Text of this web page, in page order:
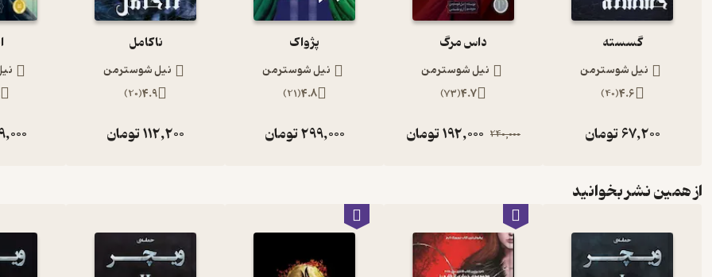
گسسته
نیل شوسترمن
4.6
(
40
)
67,200تومان
داس مرگ
نیل شوسترمن
4.7
(
73
)
240,000
192,000تومان
پژواک
نیل شوسترمن
4.8
(
21
)
299,000تومان
ناکامل
نیل شوسترمن
4.9
(
20
)
112,200تومان
از همین نشر بخوانید